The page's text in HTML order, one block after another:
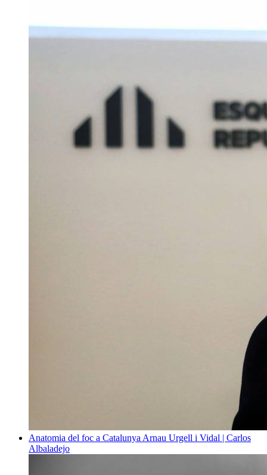
Anatomia del foc a Catalunya Arnau Urgell i Vidal | Carlos
Albaladejo